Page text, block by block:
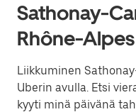
Sathonay-
Rhône-Alpes
Liikkuminen
Uberin avulla. Etsi
kyyti minä päivänä